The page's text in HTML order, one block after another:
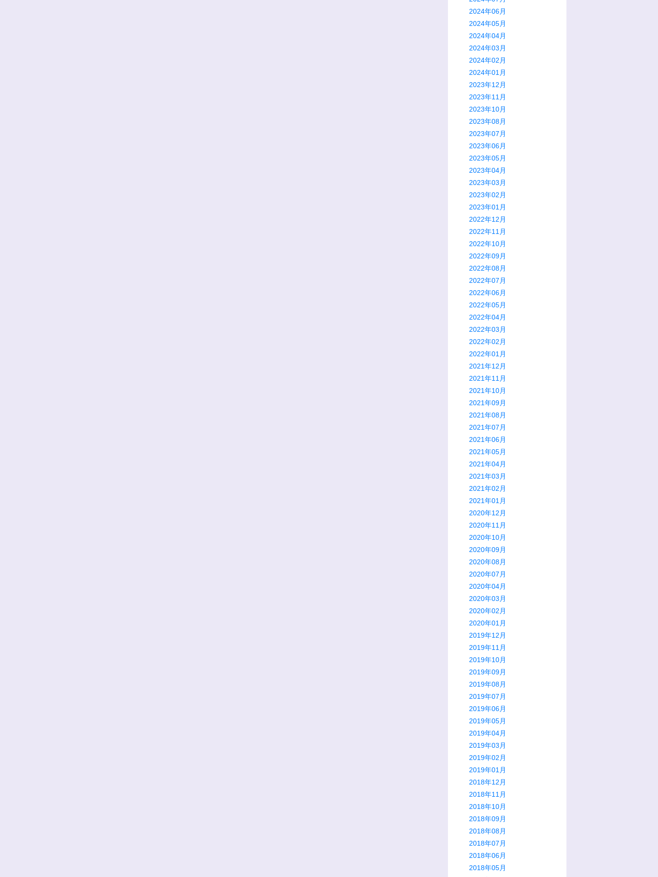
2024年06月
2024年05月
2024年04月
2024年03月
2024年02月
2024年01月
2023年12月
2023年11月
2023年10月
2023年08月
2023年07月
2023年06月
2023年05月
2023年04月
2023年03月
2023年02月
2023年01月
2022年12月
2022年11月
2022年10月
2022年09月
2022年08月
2022年07月
2022年06月
2022年05月
2022年04月
2022年03月
2022年02月
2022年01月
2021年12月
2021年11月
2021年10月
2021年09月
2021年08月
2021年07月
2021年06月
2021年05月
2021年04月
2021年03月
2021年02月
2021年01月
2020年12月
2020年11月
2020年10月
2020年09月
2020年08月
2020年07月
2020年04月
2020年03月
2020年02月
2020年01月
2019年12月
2019年11月
2019年10月
2019年09月
2019年08月
2019年07月
2019年06月
2019年05月
2019年04月
2019年03月
2019年02月
2019年01月
2018年12月
2018年11月
2018年10月
2018年09月
2018年08月
2018年07月
2018年06月
2018年05月